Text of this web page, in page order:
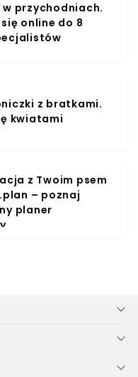
w przychodniach.
online do 8
z bratkami.
kwiatami
z Twoim psem
– poznaj
planer